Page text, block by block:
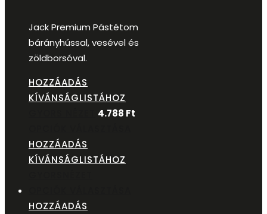
Jack Premium Pástétom
bárányhússal, vesével és
zöldborsóval.
HOZZÁADÁS
KÍVÁNSÁGLISTÁHOZ
4.788 Ft
HOZZÁADÁS
KÍVÁNSÁGLISTÁHOZ
HOZZÁADÁS